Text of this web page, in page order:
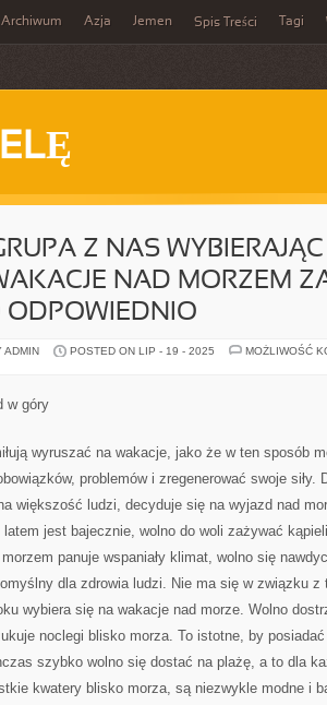
Archiwum Azja Jemen Spis Treści Tagi
Z NAS
NAD MORZEM
ODPOWIEDNIO
ADMIN POSTED ON LIP - 19 - 2025
MOŻLIWOŚĆ
w góry
wyruszać na wakacje, jako że w ten sposób
problemów i zregenerować swoje siły.
większość ludzi, decyduje się na wyjazd nad
jest bajecznie, wolno do woli zażywać
panuje wspaniały klimat, wolno się
dla zdrowia ludzi. Nie ma się w związku
wybiera się na wakacje nad morze. Wolno
noclegi blisko morza. To istotne, by
szybko wolno się dostać na plażę, a to dla
kwatery blisko morza, są niezwykle modne i